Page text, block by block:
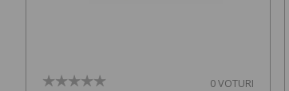
0 VOTURI